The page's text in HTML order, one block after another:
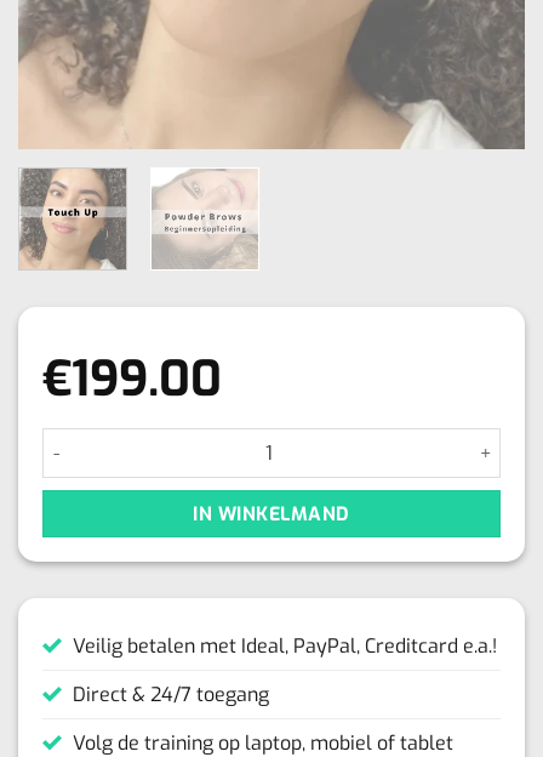
€199.00
Ombré Powder Brows Touch-Up Online Training aantal
IN WINKELMAND
Veilig betalen met Ideal, PayPal, Creditcard e.a.!
Direct & 24/7 toegang
Volg de training op laptop, mobiel of tablet